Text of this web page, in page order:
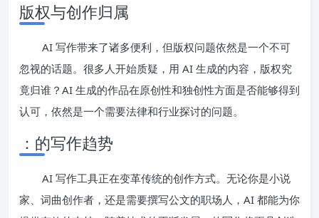
版权与创作归属
AI 写作带来了诸多便利，但版权问题依然是一个不可
忽视的话题。很多人开始质疑，用 AI 生成的内容，版权究
竟归谁？AI 生成的作品在原创性和独创性方面是否能够得到
认可，依然是一个需要法律和行业探讨的问题。
：的写作趋势
AI 写作工具正在变革传统的创作方式。无论你是小说
家、词曲创作者，还是需要撰写公文的职场人，AI 都能为你